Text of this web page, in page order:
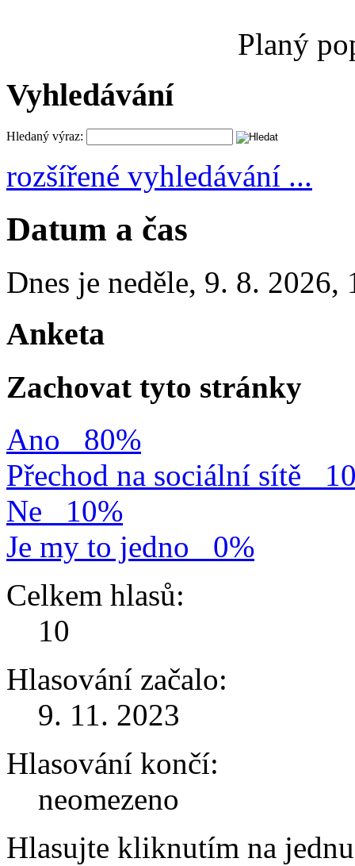
Planý
Vyhledávání
Hledaný výraz:
rozšířené vyhledávání ...
Datum a čas
Dnes je neděle, 9. 8. 2026,
Anketa
Zachovat tyto stránky
Ano
80%
Přechod na sociální sítě
Ne
10%
Je my to jedno
0%
Celkem hlasů:
10
Hlasování začalo:
9. 11. 2023
Hlasování končí:
neomezeno
Hlasujte kliknutím na